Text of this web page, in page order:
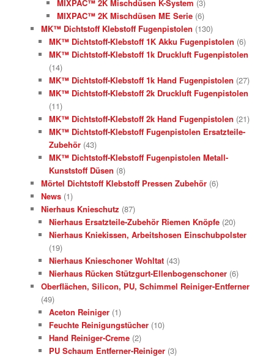
MIXPAC™ 2K Mischdüsen K-System (3)
MIXPAC™ 2K Mischdüsen ME Serie (6)
MK™ Dichtstoff Klebstoff Fugenpistolen (130)
MK™ Dichtstoff-Klebstoff 1K Akku Fugenpistolen (6)
MK™ Dichtstoff-Klebstoff 1k Druckluft Fugenpistolen
(14)
MK™ Dichtstoff-Klebstoff 1k Hand Fugenpistolen (27)
MK™ Dichtstoff-Klebstoff 2k Druckluft Fugenpistolen
(11)
MK™ Dichtstoff-Klebstoff 2k Hand Fugenpistolen (21)
MK™ Dichtstoff-Klebstoff Fugenpistolen Ersatzteile-
Zubehör (43)
MK™ Dichtstoff-Klebstoff Fugenpistolen Metall-
Kunststoff Düsen (8)
Mörtel Dichtstoff Klebstoff Pressen Zubehör (6)
News (1)
Nierhaus Knieschutz (87)
Nierhaus Ersatzteile-Zubehör Riemen Knöpfe (20)
Nierhaus Kniekissen, Arbeitshosen Einschubpolster
(19)
Nierhaus Knieschoner Wohltat (43)
Nierhaus Rücken Stützgurt-Ellenbogenschoner (6)
Oberflächen, Silicon, PU, Schimmel Reiniger-Entferner
(49)
Aceton Reiniger (1)
Feuchte Reinigungstücher (10)
Hand Reiniger-Creme (2)
PU Schaum Entferner-Reiniger (3)